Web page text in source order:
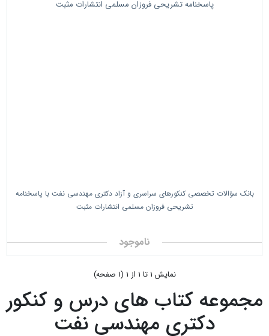
بانک سؤالات تخصصی کنکورهای سراسری و آزاد دکتری مهندسی نفت با پاسخنامه
تشریحی فروزان مسلمی انتشارات مثبت
ناموجود
نمايش 1 تا 1 از 1 (1 صفحه)
مجموعه کتاب های درس و کنکور
دکتری مهندسی نفت